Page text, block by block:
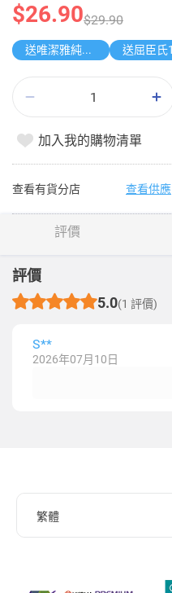
$26.90$29.90
送唯潔雅純水濕巾
加入我的購物清單
查看有貨分店 查看供應
評價
評價
5.0(1 評價)
S**
2026年07月10日